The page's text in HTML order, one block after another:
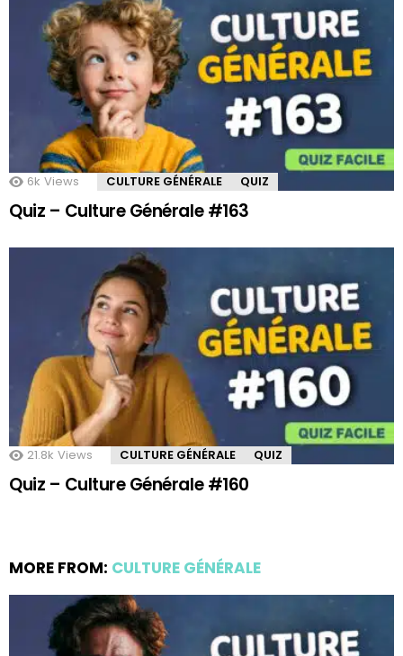
6k Views CULTURE GÉNÉRALE QUIZ
Quiz – Culture Générale #163
21.8k Views CULTURE GÉNÉRALE QUIZ
Quiz – Culture Générale #160
MORE FROM: CULTURE GÉNÉRALE